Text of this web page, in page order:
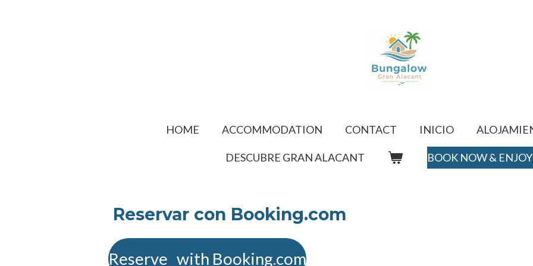
HOME ACCOMMODATION CONTACT INICIO
DESCUBRE GRAN ALACANT BOOK NOW &
Reservar con Booking.com
Reserve with Booking.com